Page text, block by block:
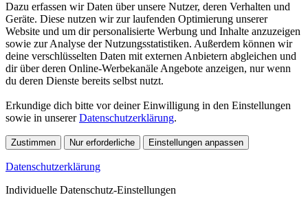
Dazu erfassen wir Daten über unsere Nutzer, deren Verhalten und
Geräte. Diese nutzen wir zur laufenden Optimierung unserer
Website und um dir personalisierte Werbung und Inhalte anzuzeigen
sowie zur Analyse der Nutzungsstatistiken. Außerdem können wir
deine verschlüsselten Daten mit externen Anbietern abgleichen und
dir über deren Online-Werbekanäle Angebote anzeigen, nur wenn
du deren Dienste bereits selbst nutzt.
Erkundige dich bitte vor deiner Einwilligung in den Einstellungen
sowie in unsererDatenschutzerklärung.
Zustimmen Nur erforderliche Einstellungen anpassen
Datenschutzerklärung
Individuelle Datenschutz-Einstellungen